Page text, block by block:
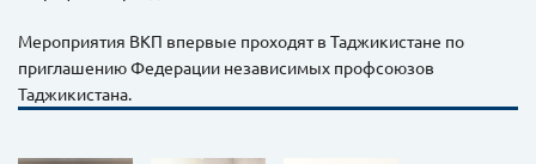
Мероприятия ВКП впервые проходят в Таджикистане по
приглашению Федерации независимых профсоюзов
Таджикистана.